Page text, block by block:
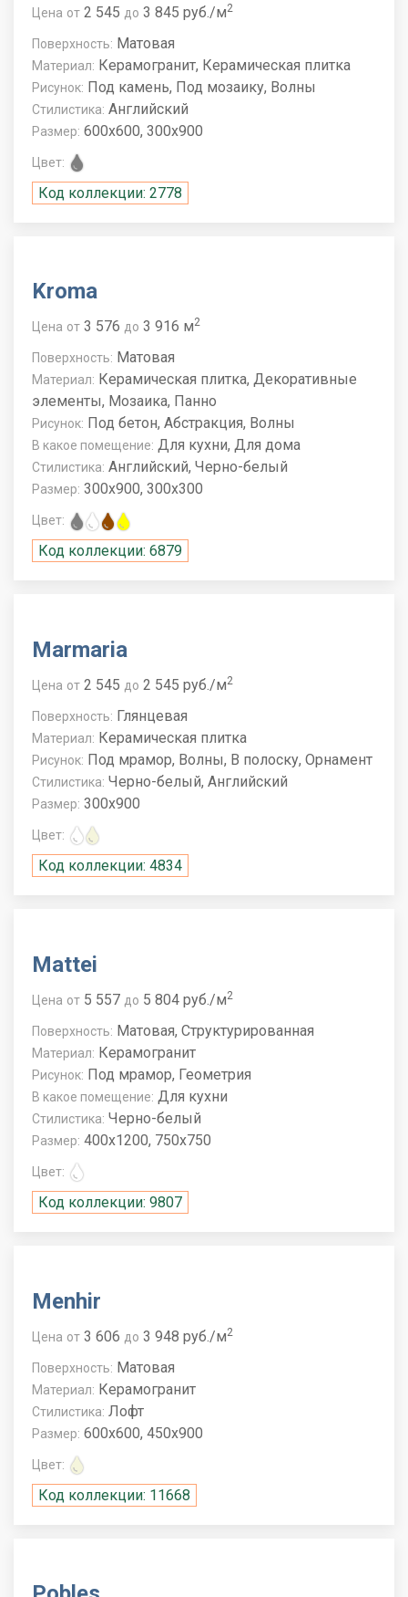
Цена от 2 545 до 3 845 руб./м2
Поверхность: Матовая
Материал: Керамогранит, Керамическая плитка
Рисунок: Под камень, Под мозаику, Волны
Стилистика: Английский
Размер: 600x600, 300x900
Цвет:
Код коллекции: 2778
Kroma
Цена от 3 576 до 3 916 м2
Поверхность: Матовая
Материал: Керамическая плитка, Декоративные
элементы, Мозаика, Панно
Рисунок: Под бетон, Абстракция, Волны
В какое помещение: Для кухни, Для дома
Стилистика: Английский, Черно-белый
Размер: 300x900, 300x300
Цвет:
Код коллекции: 6879
Marmaria
Цена от 2 545 до 2 545 руб./м2
Поверхность: Глянцевая
Материал: Керамическая плитка
Рисунок: Под мрамор, Волны, В полоску, Орнамент
Стилистика: Черно-белый, Английский
Размер: 300x900
Цвет:
Код коллекции: 4834
Mattei
Цена от 5 557 до 5 804 руб./м2
Поверхность: Матовая, Структурированная
Материал: Керамогранит
Рисунок: Под мрамор, Геометрия
В какое помещение: Для кухни
Стилистика: Черно-белый
Размер: 400x1200, 750x750
Цвет:
Код коллекции: 9807
Menhir
Цена от 3 606 до 3 948 руб./м2
Поверхность: Матовая
Материал: Керамогранит
Стилистика: Лофт
Размер: 600x600, 450x900
Цвет:
Код коллекции: 11668